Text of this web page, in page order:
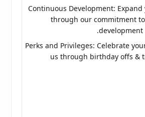
Continuous Development:
through our commitment
development
Perks and Privileges: Celebrate
us through birthday offs &